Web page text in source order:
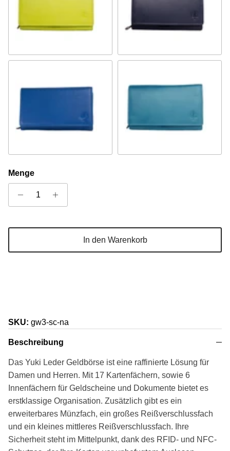
Königsblau
Menge
In den Warenkorb
SKU: gw3-sc-na
Beschreibung
Das Yuki Leder Geldbörse ist eine raffinierte Lösung für
Damen und Herren. Mit 17 Kartenfächern, sowie 6
Innenfächern für Geldscheine und Dokumente bietet es
erstklassige Organisation. Zusätzlich gibt es ein
erweiterbares Münzfach, ein großes Reißverschlussfach
und ein kleines mittleres Reißverschlussfach. Ihre
Sicherheit steht im Mittelpunkt, dank des RFID- und NFC-